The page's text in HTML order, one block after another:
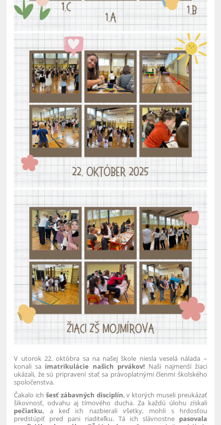
V utorok 22. októbra sa na našej škole niesla veselá nálada –
konali sa imatrikulácie našich prvákov! Naši najmenší žiaci
ukázali, že sú pripravení stať sa právoplatnými členmi školského
spoločenstva.
Čakalo ich šesť zábavných disciplín, v ktorých museli preukázať
šikovnosť, odvahu aj tímového ducha. Za každú úlohu získali
pečiatku, a keď ich nazbierali všetky, mohli s hrdosťou
predstúpiť pred pani riaditeľku. Tá ich slávnostne pasovala